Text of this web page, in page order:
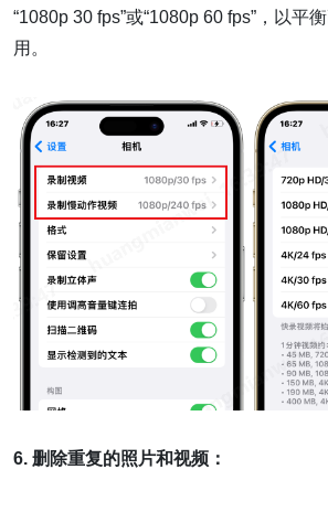
“1080p 30 fps”或“1080p 60 fps”，以平
用。
6. 删除重复的照片和视频：